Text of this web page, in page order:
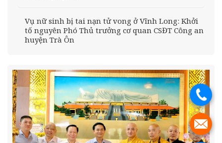
Vụ nữ sinh bị tai nạn tử vong ở Vĩnh Long: Khởi
tố nguyên Phó Thủ trưởng cơ quan CSĐT Công an
huyện Trà Ôn
.
.